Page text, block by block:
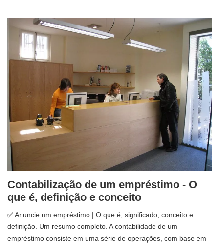
Contabilização de um empréstimo - O
que é, definição e conceito
✅ Anuncie um empréstimo | O que é, significado, conceito e
definição. Um resumo completo. A contabilidade de um
empréstimo consiste em uma série de operações, com base em